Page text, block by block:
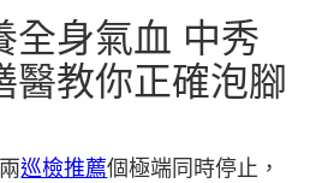
全身氣血 中秀
醫教你正確泡腳
巡檢推薦個極端同時停止，